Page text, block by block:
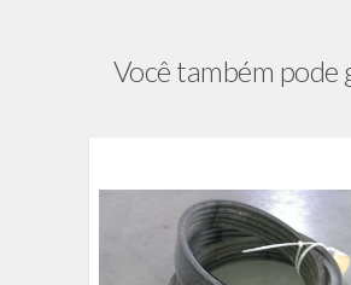
Você também pode